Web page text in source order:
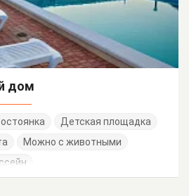
дом
Детская площадка
Можно с животными